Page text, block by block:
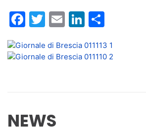
Facebook
Twitter
EmailLinkedIn
NEWS